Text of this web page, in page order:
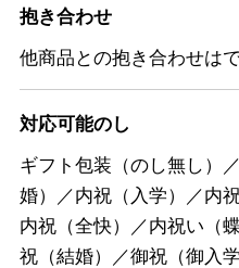
抱き合わせ
他商品との抱き合わせはで
対応可能のし
ギフト包装（のし無し）
婚）／内祝（入学）／内
内祝（全快）／内祝い（
祝（結婚）／御祝（御入